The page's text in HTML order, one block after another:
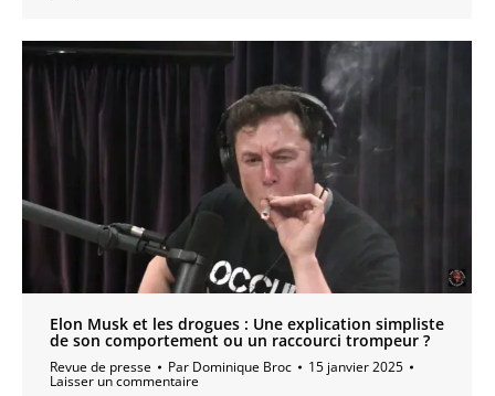
Elon Musk et les drogues : Une explication simpliste
de son comportement ou un raccourci trompeur ?
Revue de presse Par Dominique Broc 15 janvier 2025
Laisser un commentaire